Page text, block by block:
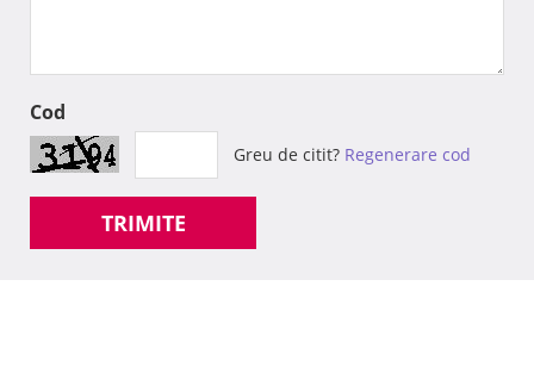
Cod
Greu de citit? Regenerare cod
TRIMITE